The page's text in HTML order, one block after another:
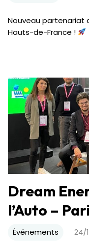
Nouveau partenariat
Hauts-de-France !
Dream
l’Auto –
Événements 24/